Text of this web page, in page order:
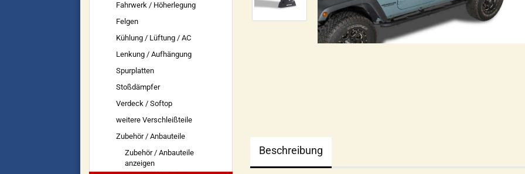
Beschreibung
Fahrwerk / Höherlegung
Felgen
Kühlung / Lüftung / AC
Lenkung / Aufhängung
Spurplatten
Stoßdämpfer
Verdeck / Softop
weitere Verschleißteile
Zubehör / Anbauteile
Zubehör / Anbauteile
anzeigen